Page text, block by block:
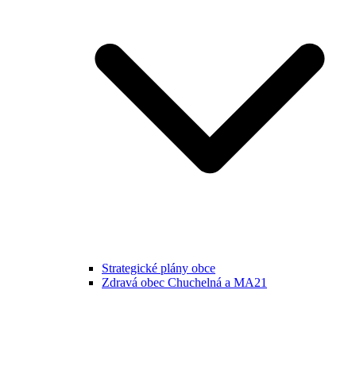
Strategické plány obce
Zdravá obec Chuchelná a MA21